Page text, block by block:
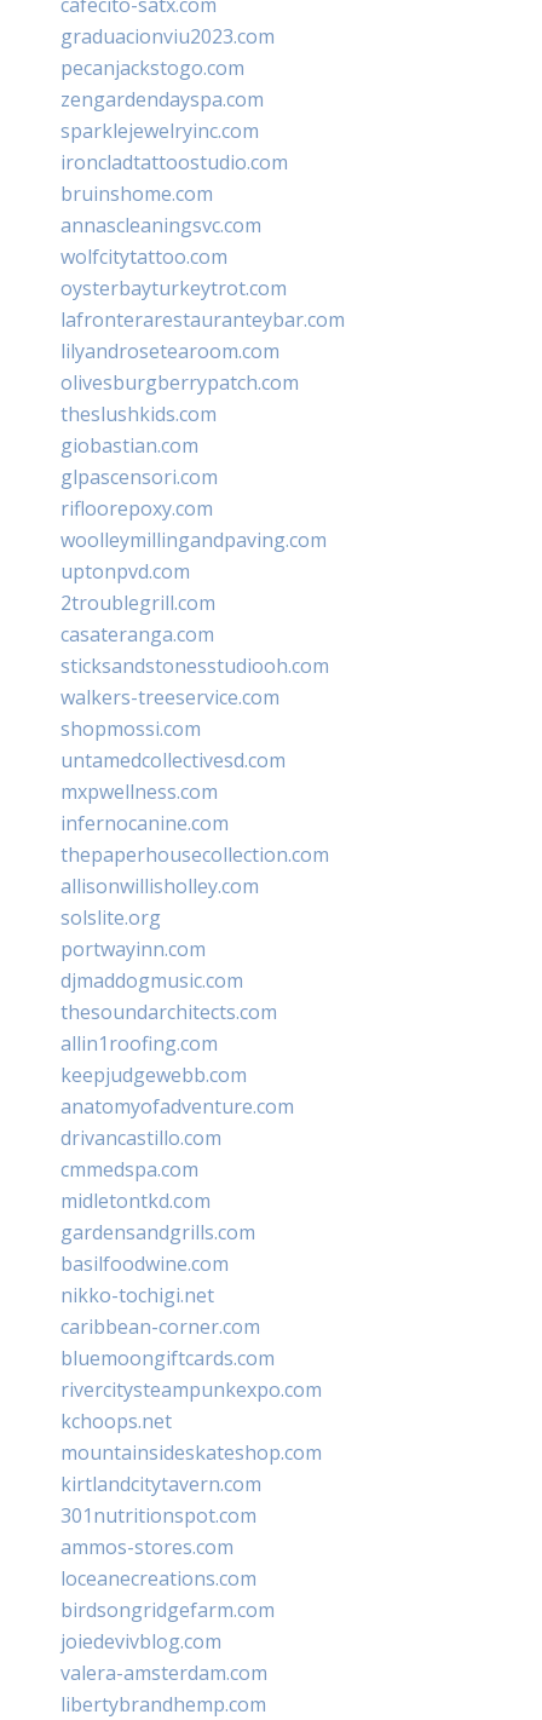
graduacionviu2023.com
pecanjackstogo.com
zengardendayspa.com
sparklejewelryinc.com
ironcladtattoostudio.com
bruinshome.com
annascleaningsvc.com
wolfcitytattoo.com
oysterbayturkeytrot.com
lafronterarestauranteybar.com
lilyandrosetearoom.com
olivesburgberrypatch.com
theslushkids.com
giobastian.com
glpascensori.com
rifloorepoxy.com
woolleymillingandpaving.com
uptonpvd.com
2troublegrill.com
casateranga.com
sticksandstonesstudiooh.com
walkers-treeservice.com
shopmossi.com
untamedcollectivesd.com
mxpwellness.com
infernocanine.com
thepaperhousecollection.com
allisonwillisholley.com
solslite.org
portwayinn.com
djmaddogmusic.com
thesoundarchitects.com
allin1roofing.com
keepjudgewebb.com
anatomyofadventure.com
drivancastillo.com
cmmedspa.com
midletontkd.com
gardensandgrills.com
basilfoodwine.com
nikko-tochigi.net
caribbean-corner.com
bluemoongiftcards.com
rivercitysteampunkexpo.com
kchoops.net
mountainsideskateshop.com
kirtlandcitytavern.com
301nutritionspot.com
ammos-stores.com
loceanecreations.com
birdsongridgefarm.com
joiedevivblog.com
valera-amsterdam.com
libertybrandhemp.com